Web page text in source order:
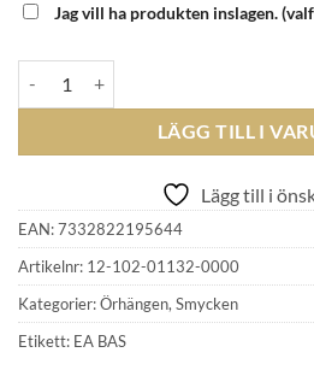
Jag vill ha produkten inslagen.
LÄGG TILL I
Lägg till i
EAN:7332822195644
Artikelnr: 12-102-01132-0000
Kategorier:Örhängen,Smycken
Etikett: EA BAS